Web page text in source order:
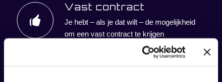
Vast contract
Je hebt – als je dat wilt – de mogelijkheid
om een vast contract te krijgen